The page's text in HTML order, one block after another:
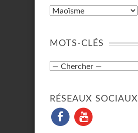
MOTS-CLÉS
RÉSEAUX SOCIAUX